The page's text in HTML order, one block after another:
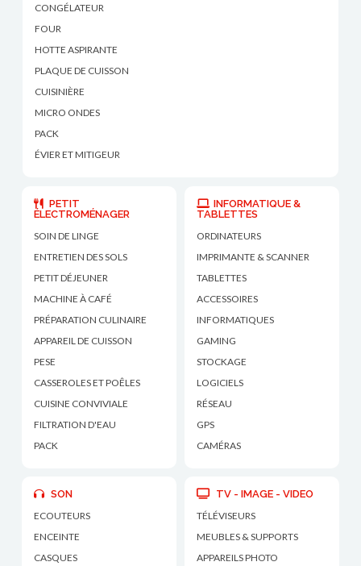
CONGÉLATEUR
FOUR
HOTTE ASPIRANTE
PLAQUE DE CUISSON
CUISINIÈRE
MICRO ONDES
PACK
ÉVIER ET MITIGEUR
PETIT
ÉLECTROMÉNAGER
SOIN DE LINGE
ENTRETIEN DES SOLS
PETIT DÉJEUNER
MACHINE À CAFÉ
PRÉPARATION CULINAIRE
APPAREIL DE CUISSON
PESE
CASSEROLES ET POÊLES
CUISINE CONVIVIALE
FILTRATION D'EAU
PACK
INFORMATIQUE &
TABLETTES
ORDINATEURS
IMPRIMANTE & SCANNER
TABLETTES
ACCESSOIRES
INFORMATIQUES
GAMING
STOCKAGE
LOGICIELS
RÉSEAU
GPS
CAMÉRAS
SON
ECOUTEURS
ENCEINTE
CASQUES
TV - IMAGE - VIDEO
TÉLÉVISEURS
MEUBLES & SUPPORTS
APPAREILS PHOTO